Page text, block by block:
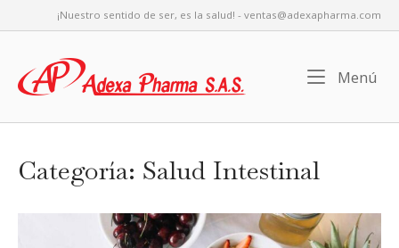
al
¡Nuestro sentido de ser, es la salud! - ventas@adexapharma.com
Inicio Menú
Categoría: Salud Intestinal